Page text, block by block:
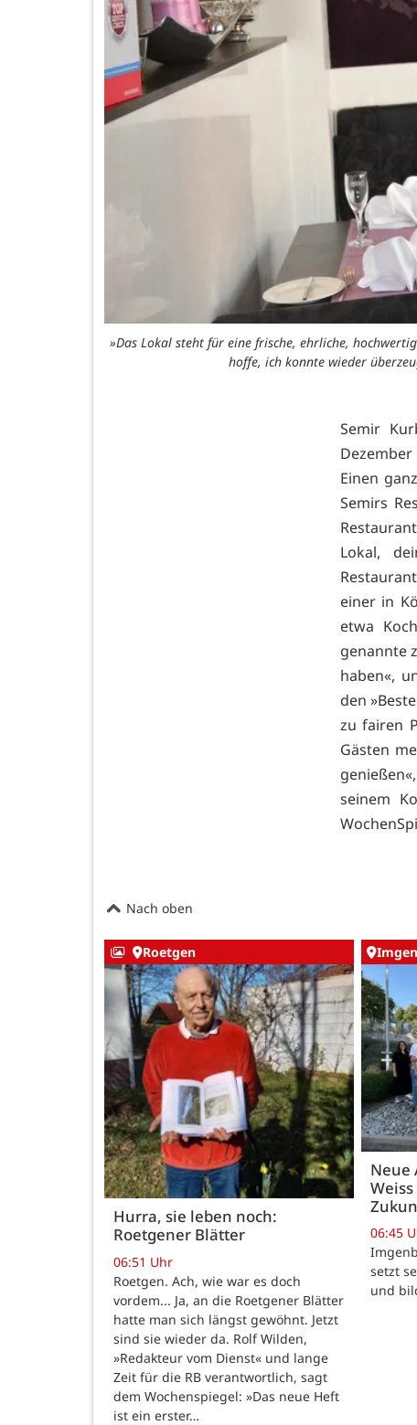
»Das Lokal steht für eine frische, ehrliche,
hoffe, ich konnte wieder
Semir
Einen
Semirs
Lokal,
einer in
etwa
genannte
haben«,
den
zu fairen
Gästen
seinem
Nach oben
Roetgen
Hurra, sie leben noch:
Roetgener Blätter
06:51 Uhr
Roetgen. Ach, wie war es doch
vordem... Ja, an die Roetgener Blätter
hatte man sich längst gewöhnt. Jetzt
sind sie wieder da. Rolf Wilden,
»Redakteur vom Dienst« und lange
Zeit für die RB verantwortlich, sagt
dem Wochenspiegel: »Das neue Heft
ist ein erster…
Neue
06:45
setzt
und